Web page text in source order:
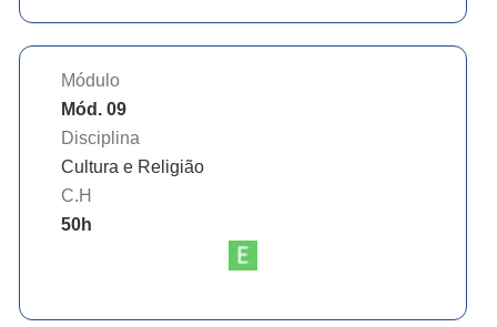
Módulo
Mód. 09
Disciplina
Cultura e Religião
C.H
50h